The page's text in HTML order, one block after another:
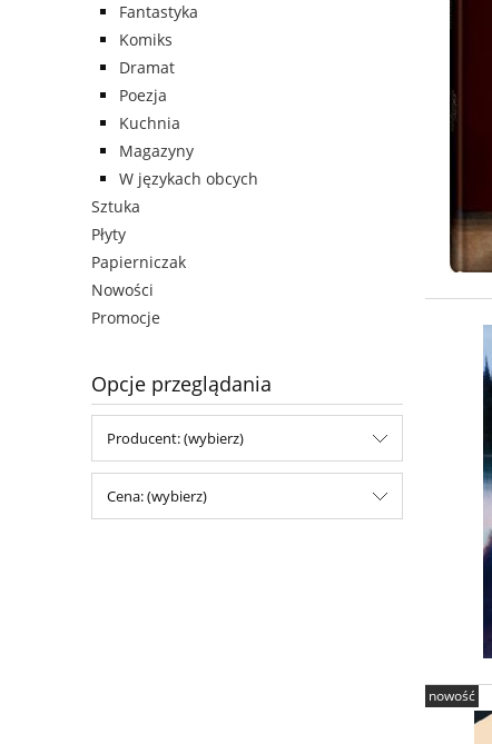
Fantastyka
Komiks
Dramat
Poezja
Kuchnia
Magazyny
W językach obcych
Sztuka
Płyty
Papierniczak
Nowości
Promocje
Opcje przeglądania
Producent: (wybierz)
Cena: (wybierz)
nowość